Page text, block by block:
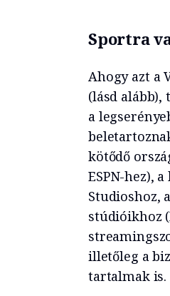
Sportra
Ahogy azt a
(lásd
a
kötődő
ESPN-hez),
Studioshoz,
stúdióikhoz
illetőleg a
tartalmak is.